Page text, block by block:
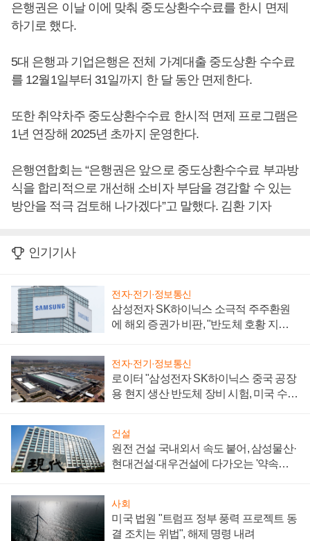
은행권은 이날 이에 맞춰 중도상환수수료를 한시 면제
하기로 했다.
5대 은행과 기업은행은 전체 가계대출 중도상환 수수료
를 12월1일부터 31일까지 한 달 동안 면제한다.
또한 취약차주 중도상환수수료 한시적 면제 프로그램은
1년 연장해 2025년 초까지 운영한다.
은행연합회는 “은행권은 앞으로 중도상환수수료 부과방
식을 합리적으로 개선해 소비자 부담을 경감할 수 있는
방안을 적극 검토해 나가겠다”고 말했다. 김환 기자
인기기사
전자·전기·정보통신
삼성전자 SK하이닉스 소극적 주주환원
에 해외 증권가 비판, "반도체 호황 지속
전자·전기·정보통신
로이터 "삼성전자 SK하이닉스 중국 공장
용 현지 생산 반도체 장비 시험, 미국 수출
건설
원전 건설 국내외서 속도 붙어, 삼성물산·
현대건설·대우건설에 다가오는 '약속의
사회
미국 법원 "트럼프 정부 풍력 프로젝트 동
결 조치는 위법", 해제 명령 내려